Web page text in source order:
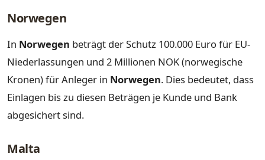
Norwegen
In Norwegen beträgt der Schutz 100.000 Euro für EU-
Niederlassungen und 2 Millionen NOK (norwegische
Kronen) für Anleger in Norwegen. Dies bedeutet, dass
Einlagen bis zu diesen Beträgen je Kunde und Bank
abgesichert sind.
Malta